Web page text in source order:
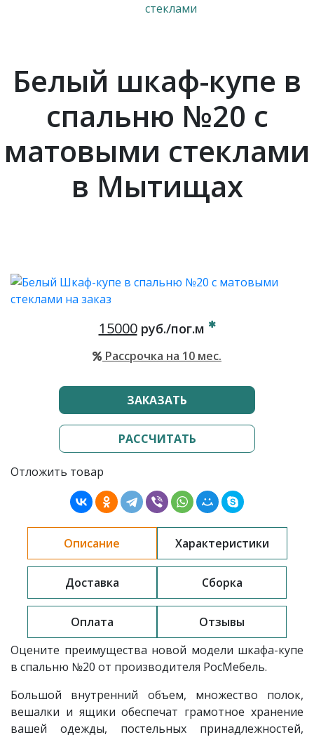
стеклами
Белый шкаф-купе в
спальню №20 с
матовыми стеклами
в Мытищах
15000руб./пог.м
Рассрочка на 10 мес.
ЗАКАЗАТЬ
РАССЧИТАТЬ
Отложить товар
Описание Характеристики
Доставка Сборка
Оплата
Отзывы
Оцените преимущества новой модели шкафа-купе
в спальню №20 от производителя РосМебель.
Большой внутренний объем, множество полок,
вешалки и ящики обеспечат грамотное хранение
вашей одежды, постельных принадлежностей,